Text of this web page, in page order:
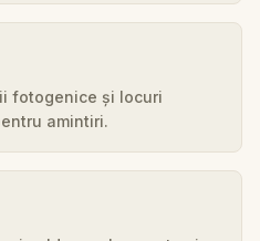
fotogenice și locuri
amintiri.